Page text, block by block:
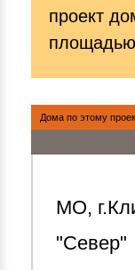
проект
Дома по этому
МО,
"Север"